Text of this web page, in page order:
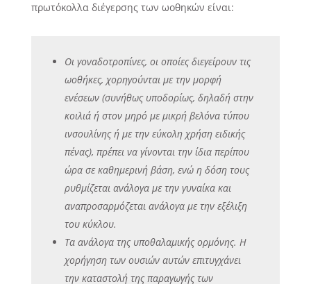
πρωτόκολλα διέγερσης των ωοθηκών είναι:
Οι γοναδοτροπίνες, οι οποίες διεγείρουν τις
ωοθήκες, χορηγούνται με την μορφή
ενέσεων (συνήθως υποδορίως, δηλαδή στην
κοιλιά ή στον μηρό με μικρή βελόνα τύπου
ινσουλίνης ή με την εύκολη χρήση ειδικής
πένας), πρέπει να γίνονται την ίδια περίπου
ώρα σε καθημερινή βάση, ενώ η δόση τους
ρυθμίζεται ανάλογα με την γυναίκα και
αναπροσαρμόζεται ανάλογα με την εξέλιξη
του κύκλου.
Τα ανάλογα της υποθαλαμικής ορμόνης. Η
χορήγηση των ουσιών αυτών επιτυγχάνει
την καταστολή της παραγωγής των